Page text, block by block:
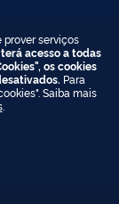
prover serviços
acesso a todas
os cookies
Para
Saiba mais
.